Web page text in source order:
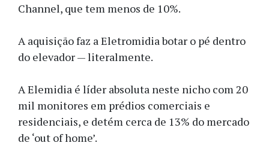
Channel, que tem menos de 10%.
A aquisição faz a Eletromidia botar o pé dentro
do elevador — literalmente.
A Elemidia é líder absoluta neste nicho com 20
mil monitores em prédios comerciais e
residenciais, e detém cerca de 13% do mercado
de ‘out of home’.